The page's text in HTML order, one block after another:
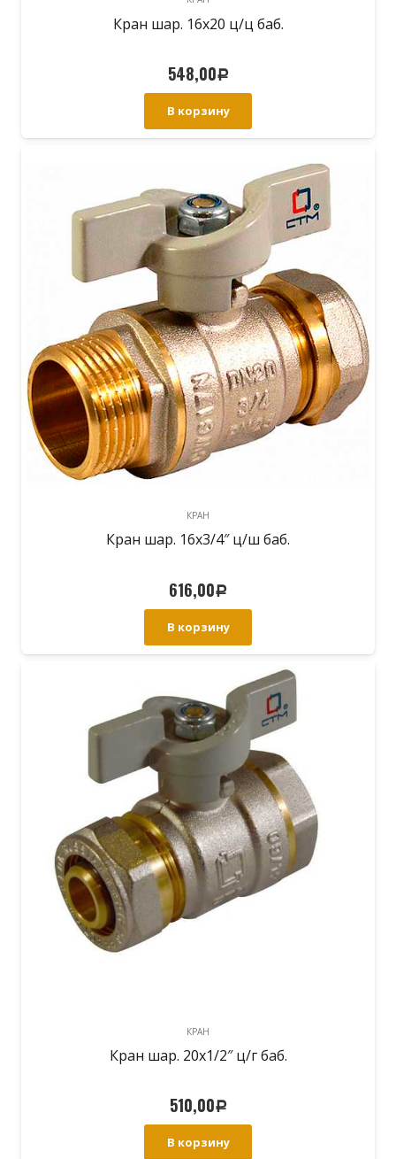
Кран шар. 16х20 ц/ц баб.
548,00Р
В корзину
КРАН
Кран шар. 16х3/4″ ц/ш баб.
616,00Р
В корзину
КРАН
Кран шар. 20х1/2″ ц/г баб.
510,00Р
В корзину